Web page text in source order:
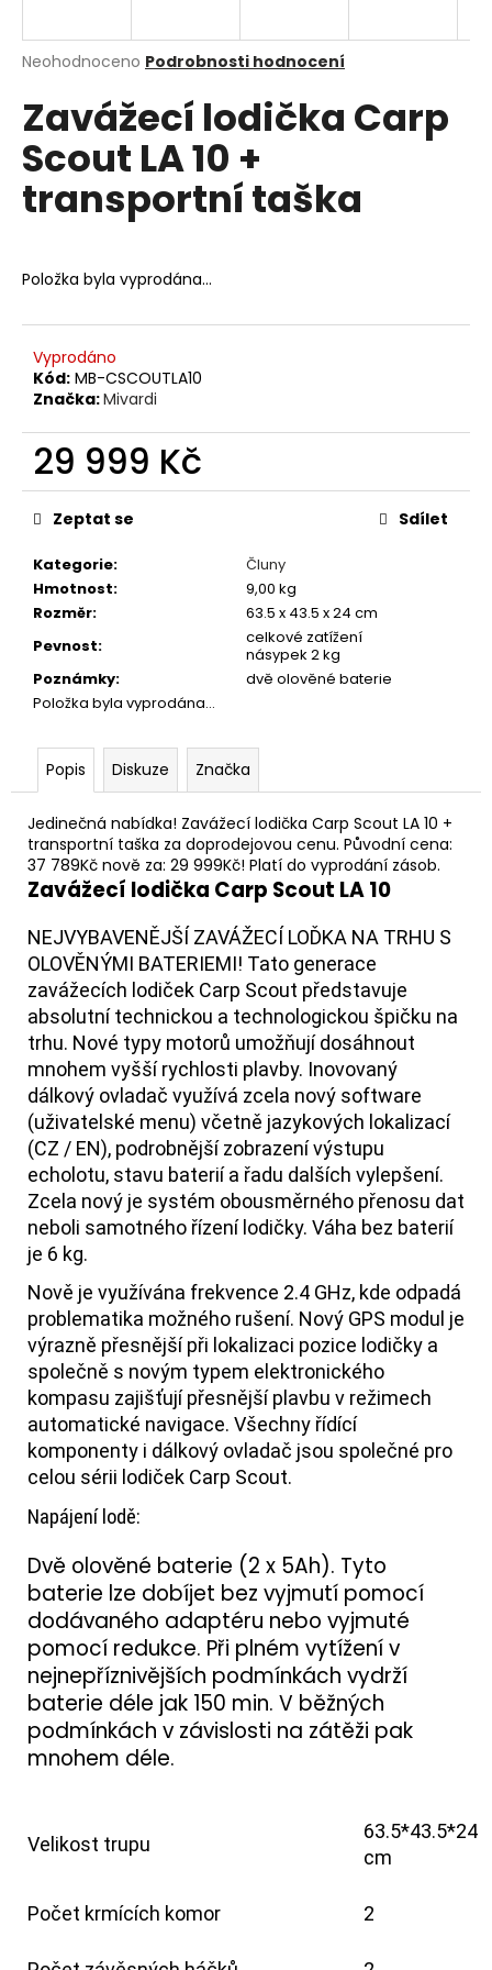
Průměrné
produktu
je
0,0
z
5
hvězdiček.
Neohodnoceno Podrobnosti hodnocení
Zavážecí lodička Carp
Scout LA 10 +
transportní taška
Položka byla vyprodána…
Vyprodáno
Kód: MB-CSCOUTLA10
Značka:Mivardi
29 999 Kč
Měrná
cena:
Kategorie:
Čluny
Hmotnost:
9,00 kg
Rozměr:
63.5 x 43.5 x 24 cm
Pevnost:
celkové zatížení
násypek 2 kg
Poznámky:
dvě olověné baterie
Položka byla vyprodána…
Zeptat se Sdílet
Popis Diskuze Značka
Jedinečná nabídka! Zavážecí lodička Carp Scout LA 10 +
transportní taška za doprodejovou cenu. Původní cena:
37 789Kč nově za: 29 999Kč! Platí do vyprodání zásob.
Zavážecí lodička Carp Scout LA 10
NEJVYBAVENĚJŠÍ ZAVÁŽECÍ LOĎKA NA TRHU S
OLOVĚNÝMI BATERIEMI! Tato generace
zavážecích lodiček Carp Scout představuje
absolutní technickou a technologickou špičku na
trhu. Nové typy motorů umožňují dosáhnout
mnohem vyšší rychlosti plavby. Inovovaný
dálkový ovladač využívá zcela nový software
(uživatelské menu) včetně jazykových lokalizací
(CZ / EN), podrobnější zobrazení výstupu
echolotu, stavu baterií a řadu dalších vylepšení.
Zcela nový je systém obousměrného přenosu dat
neboli samotného řízení lodičky. Váha bez baterií
je 6 kg.
Nově je využívána frekvence 2.4 GHz, kde odpadá
problematika možného rušení. Nový GPS modul je
výrazně přesnější při lokalizaci pozice lodičky a
společně s novým typem elektronického
kompasu zajišťují přesnější plavbu v režimech
automatické navigace. Všechny řídící
komponenty i dálkový ovladač jsou společné pro
celou sérii lodiček Carp Scout.
Napájení lodě:
Dvě olověné baterie (2 x 5Ah). Tyto
baterie lze dobíjet bez vyjmutí pomocí
dodávaného adaptéru nebo vyjmuté
pomocí redukce. Při plném vytížení v
nejnepříznivějších podmínkách vydrží
baterie déle jak 150 min. V běžných
podmínkách v závislosti na zátěži pak
mnohem déle.
Velikost trupu
63.5*43.5*24
cm
Počet krmících komor 2
j
t
?
D
o
p
u
č
u
e
m
e
KUKUŘICE
CUKK
125G
Kč